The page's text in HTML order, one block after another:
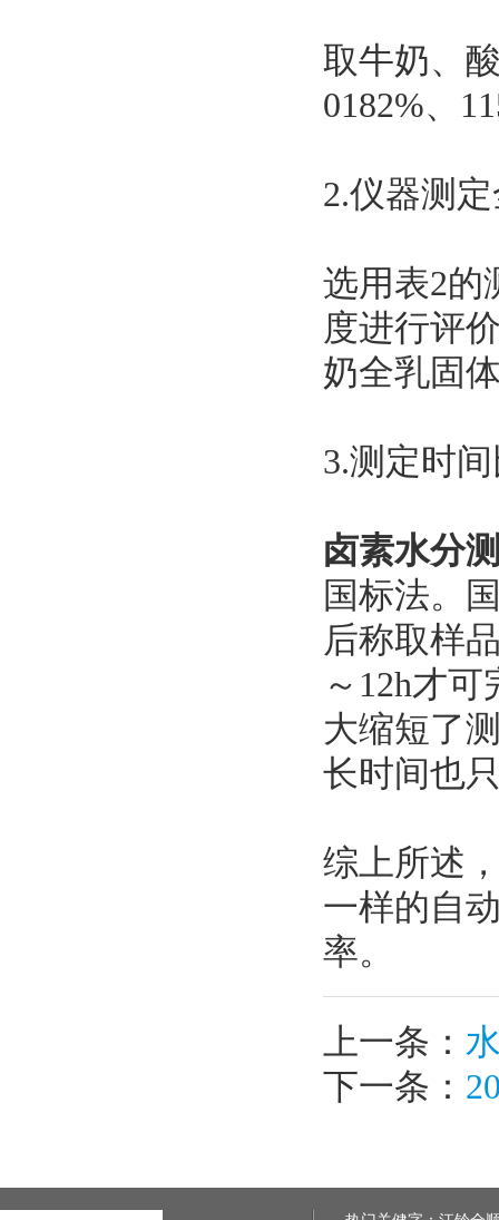
取牛奶、
0182%、
2.仪器测
选用表2的
度进行评
奶全乳固
3.测定时
卤素水分
国标法。
后称取样
～12h才
大缩短了
长时间也
综上所述
一样的自
率。
上一条：
下一条：